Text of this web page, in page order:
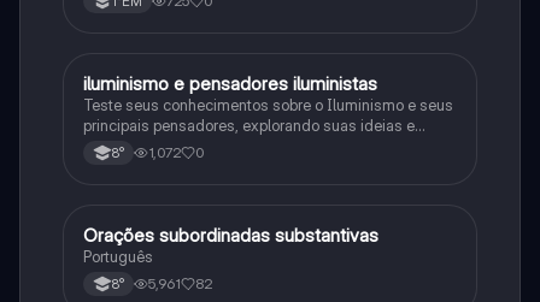
História
iluminismo e pensadores iluministas
Teste seus conhecimentos sobre o Iluminismo e seus
principais pensadores, explorando suas ideias e
impacto histórico.
8° 1,072 0
Português
Orações subordinadas substantivas
Português
8° 5,961 82